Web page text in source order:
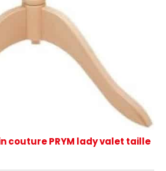
couture PRYM lady valet taille